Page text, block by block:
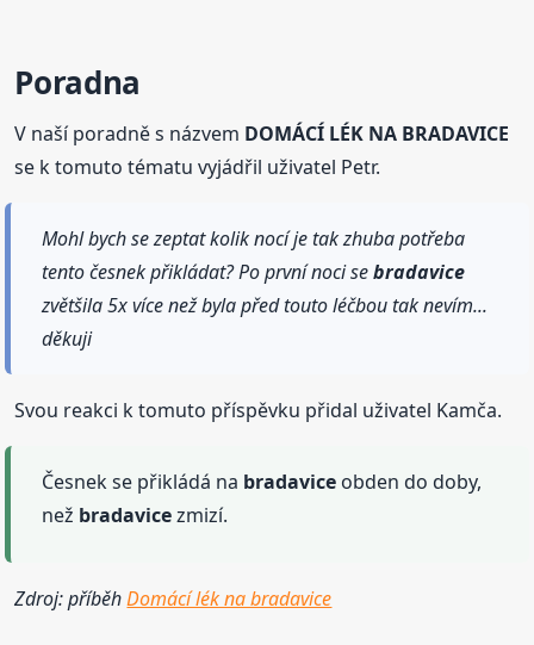
Poradna
V naší poradně s názvem DOMÁCÍ LÉK NA BRADAVICE
se k tomuto tématu vyjádřil uživatel Petr.
Mohl bych se zeptat kolik nocí je tak zhuba potřeba
tento česnek přikládat? Po první noci sebradavice
zvětšila 5x více než byla před touto léčbou tak nevím...
děkuji
Svou reakci k tomuto příspěvku přidal uživatel Kamča.
Česnek se přikládá na bradavice obden do doby,
než bradavicezmizí.
Zdroj: příběhDomácí lék na bradavice